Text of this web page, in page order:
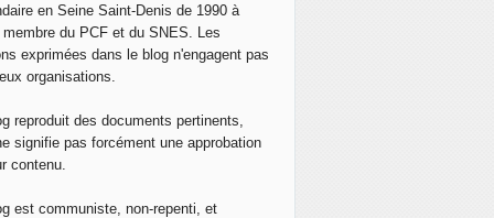
n'ont pas pu s'exprimer le mardi 19 avril devant le
en Seine Saint-Denis de 1990 à
membre du PCF et du SNES. Les
exprimées dans le blog n'engagent pas
organisations.
reproduit des documents pertinents,
signifie pas forcément une approbation
contenu.
est communiste, non-repenti, et